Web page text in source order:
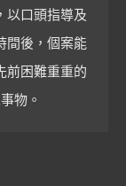
以口頭指導及
間後，個案能
前困難重重的
物。